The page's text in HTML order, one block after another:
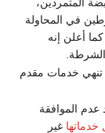
في المحاولة
كما أعلن إنه
تنهي خدمات مقدم
عدم الموافقة
غير